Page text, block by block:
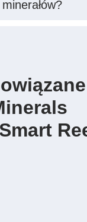
sprzyjają
może
soli zawartych w
niepożądanej
minerałów?